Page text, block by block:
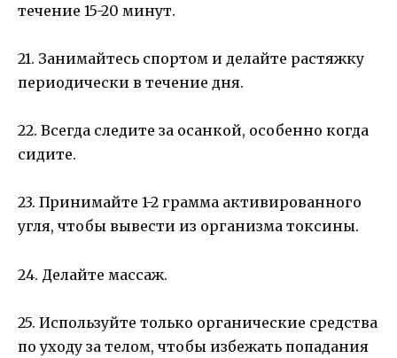
течение 15-20 минут.
21. Занимайтесь спортом и делайте растяжку
периодически в течение дня.
22. Всегда следите за осанкой, особенно когда
сидите.
23. Принимайте 1-2 грамма активированного
угля, чтобы вывести из организма токсины.
24. Делайте массаж.
25. Используйте только органические средства
по уходу за телом, чтобы избежать попадания